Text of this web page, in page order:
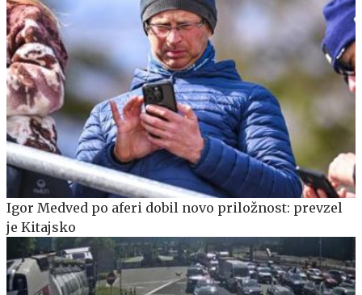
Igor Medved po aferi dobil novo priložnost: prevzel
je Kitajsko